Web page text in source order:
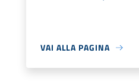
VAI ALLA PAGINA